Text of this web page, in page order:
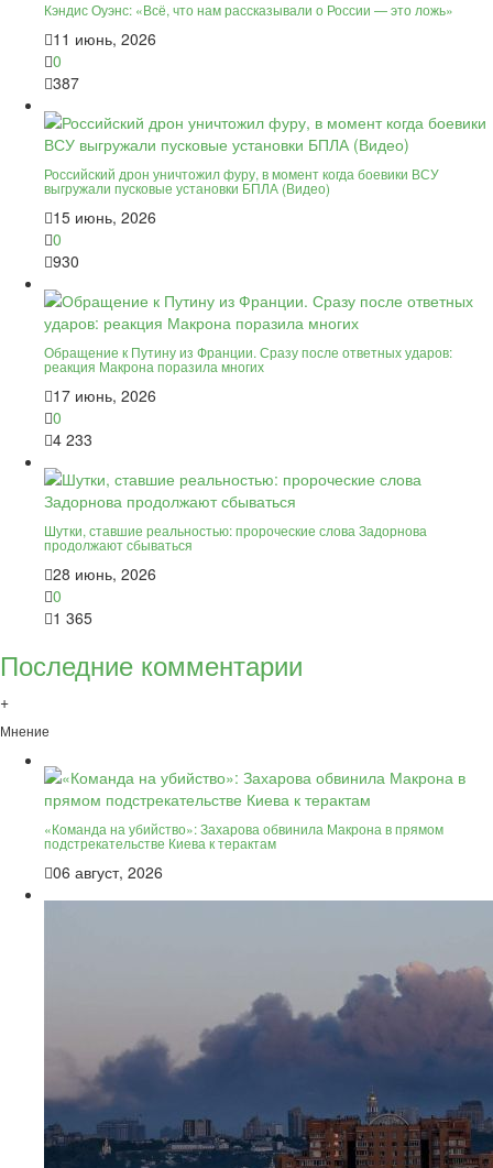
Кэндис Оуэнс: «Всё, что нам рассказывали о России — это ложь»
11 июнь, 2026
0
387
Российский дрон уничтожил фуру, в момент когда боевики ВСУ
выгружали пусковые установки БПЛА (Видео)
15 июнь, 2026
0
930
Обращение к Путину из Франции. Сразу после ответных ударов:
реакция Макрона поразила многих
17 июнь, 2026
0
4 233
Шутки, ставшие реальностью: пророческие слова Задорнова
продолжают сбываться
28 июнь, 2026
0
1 365
Последние комментарии
+
Мнение
«Команда на убийство»: Захарова обвинила Макрона в прямом
подстрекательстве Киева к терактам
06 август, 2026